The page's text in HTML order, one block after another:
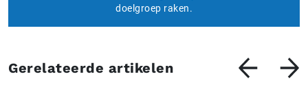
doelgroep raken.
Gerelateerde artikelen